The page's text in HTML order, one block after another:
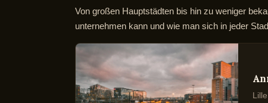
Von großen Hauptstädten bis hin zu weniger
unternehmen kann und wie man sich in jeder